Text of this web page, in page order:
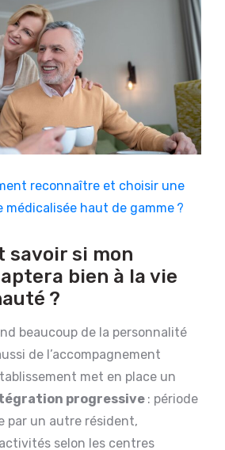
reconnaître et choisir une
médicalisée haut de gamme ?
savoir si mon
bien à la vie
?
beaucoup de la personnalité
de l’accompagnement
met en place un
progressive : période
par un autre résident,
selon les centres